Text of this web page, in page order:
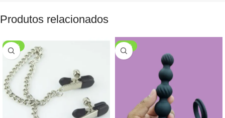
Produtos relacionados
-14% -12%